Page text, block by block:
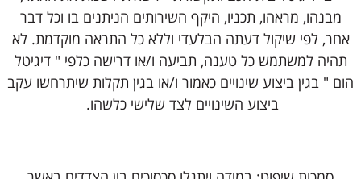
מבנהו, מראהו, תכניו, היקף השירותים הניתנים בו וכל דבר
אחר, לפי שיקול דעתה הבלעדי וללא כל התראה מוקדמת. לא
תהיה למשתמש כל טענה, תביעה ו/או דרישה כלפי " דיגיטל
הום " בגין ביצוע שינויים כאמור ו/או בגין תקלות שיתרחשו עקב
ביצוע השינויים לצד שלישי כלשהו.